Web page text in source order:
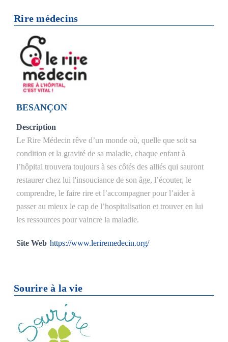
Rire médecins
BESANÇON
Description
Le Rire Médecin rêve d’un monde où, quelle que soit sa
condition et la gravité de sa maladie, chaque enfant à
l’hôpital trouvera toujours à ses côtés des alliés qui sauront
restaurer chez lui l'insouciance de son âge, l’écouter, le
comprendre, le faire rire et l’accompagner pour l’aider à
passer au mieux le cap de l’hospitalisation et trouver en lui
les ressources pour vaincre la maladie.
Site Web https://www.leriremedecin.org/
Sourire à la vie